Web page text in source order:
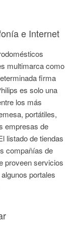
e Internet
multimarca como
firma
es solo una
los más
portátiles,
empresas de
listado de tiendas
compañías de
proveen servicios
portales